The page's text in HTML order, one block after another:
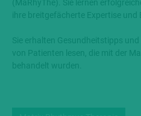
(MaRhyThe). Sie lernen
ihre breitgefächerte Expertise und
Sie erhalten Gesundheitstipps
von Patienten lesen, die mit der
behandelt wurden.